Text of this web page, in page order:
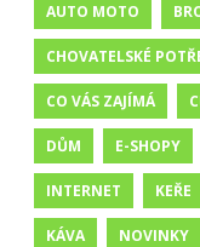
AUTO MOTO
CHOVATELSKÉ
CO VÁS ZAJÍMÁ
DŮM E-SHOPY
INTERNET KEŘE
KÁVA NOVINKY